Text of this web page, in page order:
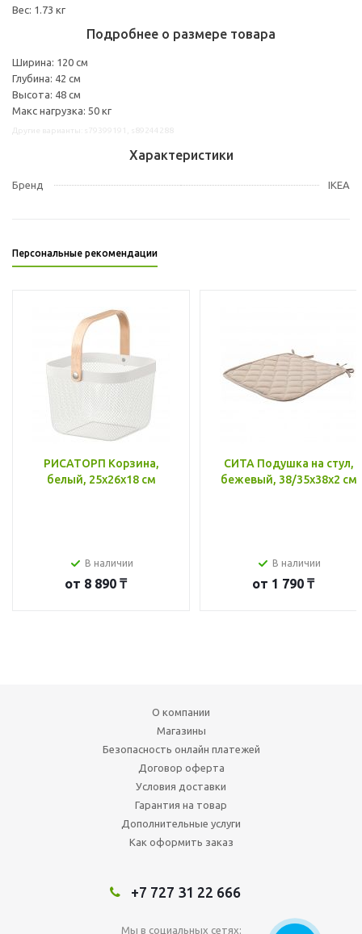
Вес: 1.73 кг
Подробнее о размере товара
Ширина: 120 см
Глубина: 42 см
Высота: 48 см
Макс нагрузка: 50 кг
Характеристики
Бренд IKEA
Персональные рекомендации
РИСАТОРП Корзина,
белый, 25x26x18 см
В наличии
от 8 890 ₸
СИТА Подушка на стул,
бежевый, 38/35x38x2 см
В наличии
от 1 790 ₸
О компании
Магазины
Безопасность онлайн платежей
Договор оферта
Условия доставки
Гарантия на товар
Дополнительные услуги
Как оформить заказ
+7 727 31 22 666
Мы в социальных сетях: